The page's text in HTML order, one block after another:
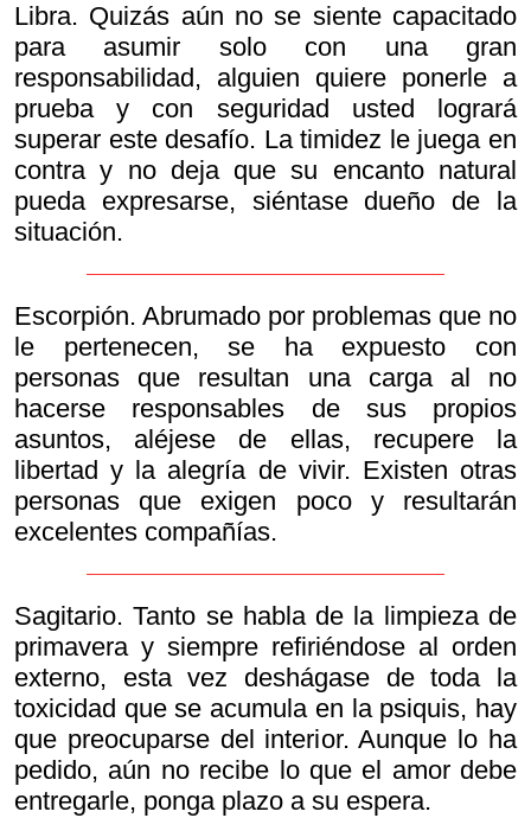
Libra. Quizás aún no se siente capacitado
para asumir solo con una gran
responsabilidad, alguien quiere ponerle a
prueba y con seguridad usted logrará
superar este desafío. La timidez le juega en
contra y no deja que su encanto natural
pueda expresarse, siéntase dueño de la
situación.
Escorpión. Abrumado por problemas que no
le pertenecen, se ha expuesto con
personas que resultan una carga al no
hacerse responsables de sus propios
asuntos, aléjese de ellas, recupere la
libertad y la alegría de vivir. Existen otras
personas que exigen poco y resultarán
excelentes compañías.
Sagitario. Tanto se habla de la limpieza de
primavera y siempre refiriéndose al orden
externo, esta vez deshágase de toda la
toxicidad que se acumula en la psiquis, hay
que preocuparse del interior. Aunque lo ha
pedido, aún no recibe lo que el amor debe
entregarle, ponga plazo a su espera.